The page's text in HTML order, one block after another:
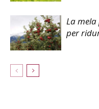
La mela
per